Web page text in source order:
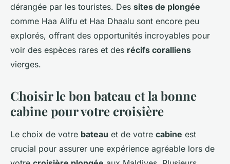
dérangée par les touristes. Des sites de plongée
comme Haa Alifu et Haa Dhaalu sont encore peu
explorés, offrant des opportunités incroyables pour
voir des espèces rares et des récifs coralliens
vierges.
Choisir le bon bateau et la bonne
cabine pour votre croisière
Le choix de votre bateau et de votre cabine est
crucial pour assurer une expérience agréable lors de